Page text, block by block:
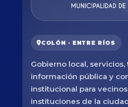
COLÓN · ENTRE RÍOS
Gobierno local, servicios,
información pública y
institucional para
instituciones de la